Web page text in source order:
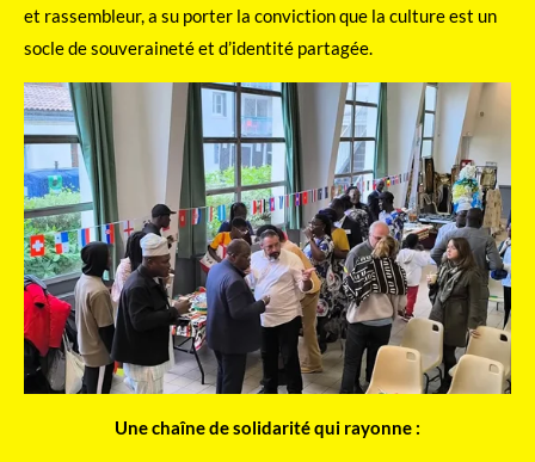
et rassembleur, a su porter la conviction que la culture est un
socle de souveraineté et d’identité partagée.
Une chaîne de solidarité qui rayonne :